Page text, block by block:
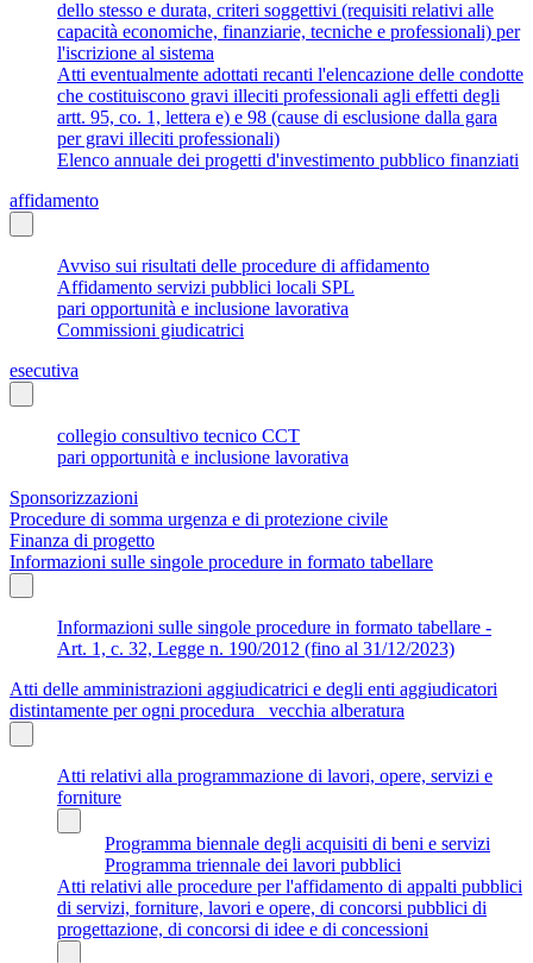
dello stesso e durata, criteri soggettivi (requisiti relativi alle
capacità economiche, finanziarie, tecniche e professionali) per
l'iscrizione al sistema
Atti eventualmente adottati recanti l'elencazione delle condotte
che costituiscono gravi illeciti professionali agli effetti degli
artt. 95, co. 1, lettera e) e 98 (cause di esclusione dalla gara
per gravi illeciti professionali)
Elenco annuale dei progetti d'investimento pubblico finanziati
affidamento
Avviso sui risultati delle procedure di affidamento
Affidamento servizi pubblici locali SPL
pari opportunità e inclusione lavorativa
Commissioni giudicatrici
esecutiva
collegio consultivo tecnico CCT
pari opportunità e inclusione lavorativa
Sponsorizzazioni
Procedure di somma urgenza e di protezione civile
Finanza di progetto
Informazioni sulle singole procedure in formato tabellare
Informazioni sulle singole procedure in formato tabellare -
Art. 1, c. 32, Legge n. 190/2012 (fino al 31/12/2023)
Atti delle amministrazioni aggiudicatrici e degli enti aggiudicatori
distintamente per ogni procedura_ vecchia alberatura
Atti relativi alla programmazione di lavori, opere, servizi e
forniture
Programma biennale degli acquisiti di beni e servizi
Programma triennale dei lavori pubblici
Atti relativi alle procedure per l'affidamento di appalti pubblici
di servizi, forniture, lavori e opere, di concorsi pubblici di
progettazione, di concorsi di idee e di concessioni